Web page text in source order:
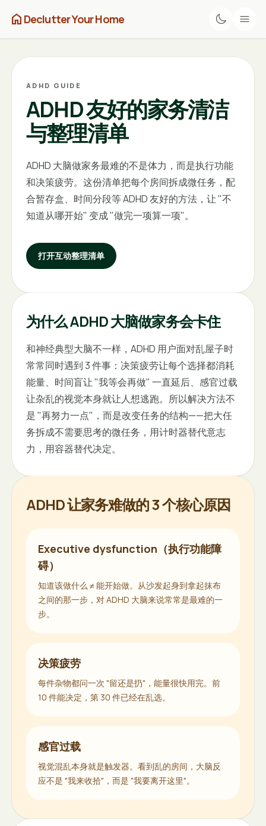
home Declutter Your Home
ADHD GUIDE
ADHD 友好的家务清洁
与整理清单
ADHD 大脑做家务最难的不是体力，而是执行功能
和决策疲劳。这份清单把每个房间拆成微任务，配
合暂存盒、时间分段等 ADHD 友好的方法，让 "不
知道从哪开始" 变成 "做完一项算一项"。
打开互动整理清单
为什么 ADHD 大脑做家务会卡住
和神经典型大脑不一样，ADHD 用户面对乱屋子时
常常同时遇到 3 件事：决策疲劳让每个选择都消耗
能量、时间盲让 "我等会再做" 一直延后、感官过载
让杂乱的视觉本身就让人想逃跑。所以解决方法不
是 "再努力一点"，而是改变任务的结构——把大任
务拆成不需要思考的微任务，用计时器替代意志
力，用容器替代决定。
ADHD 让家务难做的 3 个核心原因
Executive dysfunction（执行功能障
碍）
知道该做什么 ≠ 能开始做。从沙发起身到拿起抹布
之间的那一步，对 ADHD 大脑来说常常是最难的一
步。
决策疲劳
每件杂物都问一次 "留还是扔"，能量很快用完。前
10 件能决定，第 30 件已经在乱选。
感官过载
视觉混乱本身就是触发器。看到乱的房间，大脑反
应不是 "我来收拾"，而是 "我要离开这里"。